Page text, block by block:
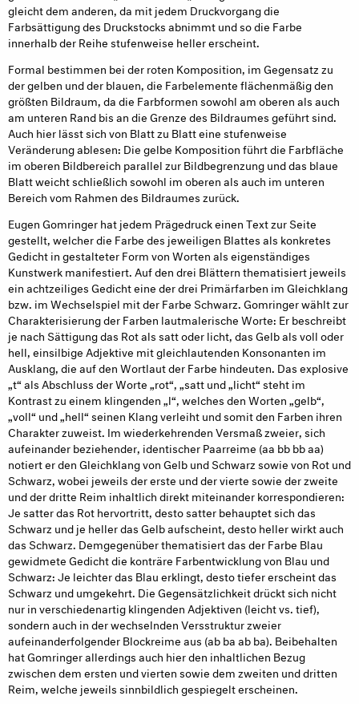
gleicht dem anderen, da mit jedem Druckvorgang die
Farbsättigung des Druckstocks abnimmt und so die Farbe
innerhalb der Reihe stufenweise heller erscheint.
Formal bestimmen bei der roten Komposition, im Gegensatz zu
der gelben und der blauen, die Farbelemente flächenmäßig den
größten Bildraum, da die Farbformen sowohl am oberen als auch
am unteren Rand bis an die Grenze des Bildraumes geführt sind.
Auch hier lässt sich von Blatt zu Blatt eine stufenweise
Veränderung ablesen: Die gelbe Komposition führt die Farbfläche
im oberen Bildbereich parallel zur Bildbegrenzung und das blaue
Blatt weicht schließlich sowohl im oberen als auch im unteren
Bereich vom Rahmen des Bildraumes zurück.
Eugen Gomringer hat jedem Prägedruck einen Text zur Seite
gestellt, welcher die Farbe des jeweiligen Blattes als konkretes
Gedicht in gestalteter Form von Worten als eigenständiges
Kunstwerk manifestiert. Auf den drei Blättern thematisiert jeweils
ein achtzeiliges Gedicht eine der drei Primärfarben im Gleichklang
bzw. im Wechselspiel mit der Farbe Schwarz. Gomringer wählt zur
Charakterisierung der Farben lautmalerische Worte: Er beschreibt
je nach Sättigung das Rot als satt oder licht, das Gelb als voll oder
hell, einsilbige Adjektive mit gleichlautenden Konsonanten im
Ausklang, die auf den Wortlaut der Farbe hindeuten. Das explosive
„t“ als Abschluss der Worte „rot“, „satt und „licht“ steht im
Kontrast zu einem klingenden „l“, welches den Worten „gelb“,
„voll“ und „hell“ seinen Klang verleiht und somit den Farben ihren
Charakter zuweist. Im wiederkehrenden Versmaß zweier, sich
aufeinander beziehender, identischer Paarreime (aa bb bb aa)
notiert er den Gleichklang von Gelb und Schwarz sowie von Rot und
Schwarz, wobei jeweils der erste und der vierte sowie der zweite
und der dritte Reim inhaltlich direkt miteinander korrespondieren:
Je satter das Rot hervortritt, desto satter behauptet sich das
Schwarz und je heller das Gelb aufscheint, desto heller wirkt auch
das Schwarz. Demgegenüber thematisiert das der Farbe Blau
gewidmete Gedicht die konträre Farbentwicklung von Blau und
Schwarz: Je leichter das Blau erklingt, desto tiefer erscheint das
Schwarz und umgekehrt. Die Gegensätzlichkeit drückt sich nicht
nur in verschiedenartig klingenden Adjektiven (leicht vs. tief),
sondern auch in der wechselnden Versstruktur zweier
aufeinanderfolgender Blockreime aus (ab ba ab ba). Beibehalten
hat Gomringer allerdings auch hier den inhaltlichen Bezug
zwischen dem ersten und vierten sowie dem zweiten und dritten
Reim, welche jeweils sinnbildlich gespiegelt erscheinen.